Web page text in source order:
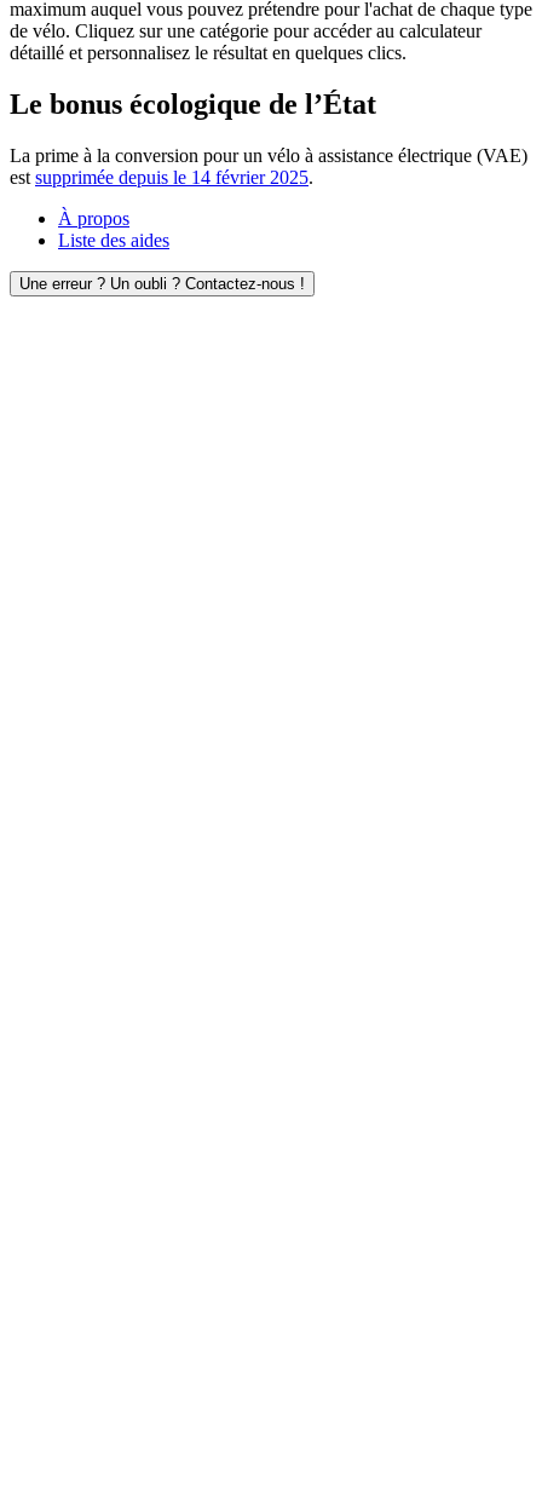
maximum auquel vous pouvez prétendre pour l'achat de chaque type
de vélo. Cliquez sur une catégorie pour accéder au calculateur
détaillé et personnalisez le résultat en quelques clics.
Le bonus écologique de l’État
La prime à la conversion pour un vélo à assistance électrique (VAE)
est supprimée depuis le 14 février 2025.
À propos
Liste des aides
Une erreur ? Un oubli ? Contactez-nous !